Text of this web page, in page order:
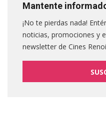
Mantente
¡No te pierdas nada!
noticias, promociones y
newsletter de Cines